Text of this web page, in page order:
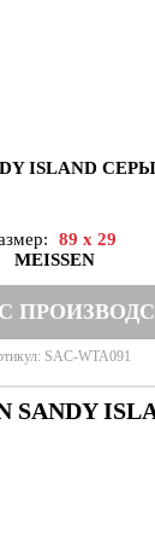
ISLAND
89 x 29
MEISSEN
SAC-WTA091
SANDY